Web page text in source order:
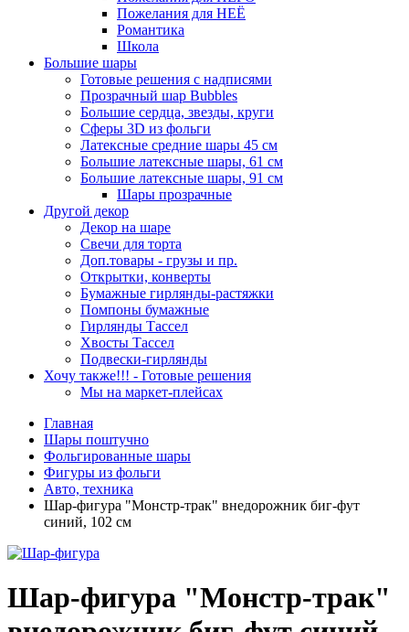
Пожелания для НЕЁ
Романтика
Школа
Большие шары
Готовые решения с надписями
Прозрачный шар Bubbles
Большие сердца, звезды, круги
Сферы 3D из фольги
Латексные средние шары 45 см
Большие латексные шары, 61 см
Большие латексные шары, 91 см
Шары прозрачные
Другой декор
Декор на шаре
Свечи для торта
Доп.товары - грузы и пр.
Открытки, конверты
Бумажные гирлянды-растяжки
Помпоны бумажные
Гирлянды Тассел
Хвосты Тассел
Подвески-гирлянды
Хочу также!!! - Готовые решения
Мы на маркет-плейсах
Главная
Шары поштучно
Фольгированные шары
Фигуры из фольги
Авто, техника
Шар-фигура "Монстр-трак" внедорожник биг-фут
синий, 102 см
Шар-фигура "Монстр-трак"